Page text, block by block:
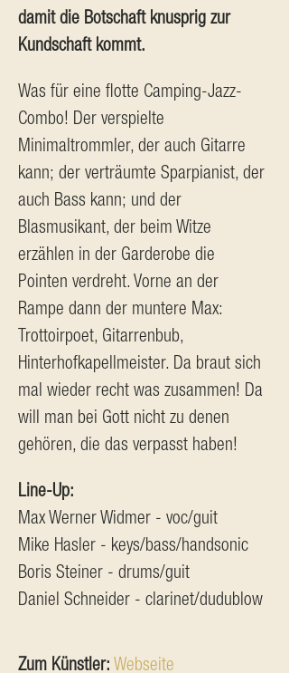
damit die Botschaft knusprig zur
Kundschaft kommt.
Was für eine flotte Camping-Jazz-
Combo! Der verspielte
Minimaltrommler, der auch Gitarre
kann; der verträumte Sparpianist, der
auch Bass kann; und der
Blasmusikant, der beim Witze
erzählen in der Garderobe die
Pointen verdreht. Vorne an der
Rampe dann der muntere Max:
Trottoirpoet, Gitarrenbub,
Hinterhofkapellmeister. Da braut sich
mal wieder recht was zusammen! Da
will man bei Gott nicht zu denen
gehören, die das verpasst haben!
Line-Up:
Max Werner Widmer - voc/guit
Mike Hasler - keys/bass/handsonic
Boris Steiner - drums/guit
Daniel Schneider - clarinet/dudublow
Zum Künstler: Webseite